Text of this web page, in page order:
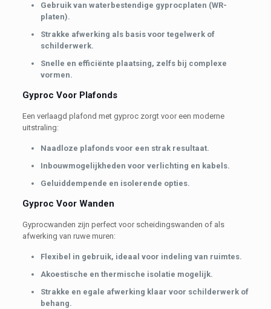
Gebruik van waterbestendige gyprocplaten (WR-
platen).
Strakke afwerking als basis voor tegelwerk of
schilderwerk.
Snelle en efficiënte plaatsing, zelfs bij complexe
vormen.
Gyproc Voor Plafonds
Een verlaagd plafond met gyproc zorgt voor een moderne
uitstraling:
Naadloze plafonds voor een strak resultaat.
Inbouwmogelijkheden voor verlichting en kabels.
Geluiddempende en isolerende opties.
Gyproc Voor Wanden
Gyprocwanden zijn perfect voor scheidingswanden of als
afwerking van ruwe muren:
Flexibel in gebruik, ideaal voor indeling van ruimtes.
Akoestische en thermische isolatie mogelijk.
Strakke en egale afwerking klaar voor schilderwerk of
behang.